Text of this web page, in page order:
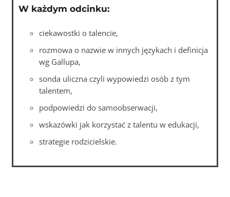
W każdym odcinku:
ciekawostki o talencie,
rozmowa o nazwie w innych językach i definicja
wg Gallupa,
sonda uliczna czyli wypowiedzi osób z tym
talentem,
podpowiedzi do samoobserwacji,
wskazówki jak korzystać z talentu w edukacji,
strategie rodzicielskie.